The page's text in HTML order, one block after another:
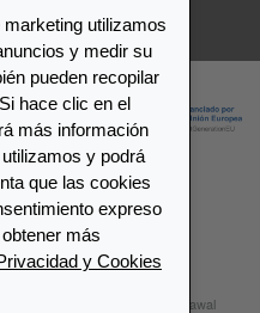
utilizamos
y medir su
pueden recopilar
hace clic en el
más información
y podrá
que las cookies
expreso
más
y Cookies
All rights reserved.
Privacidad y Cookies
Withdrawal